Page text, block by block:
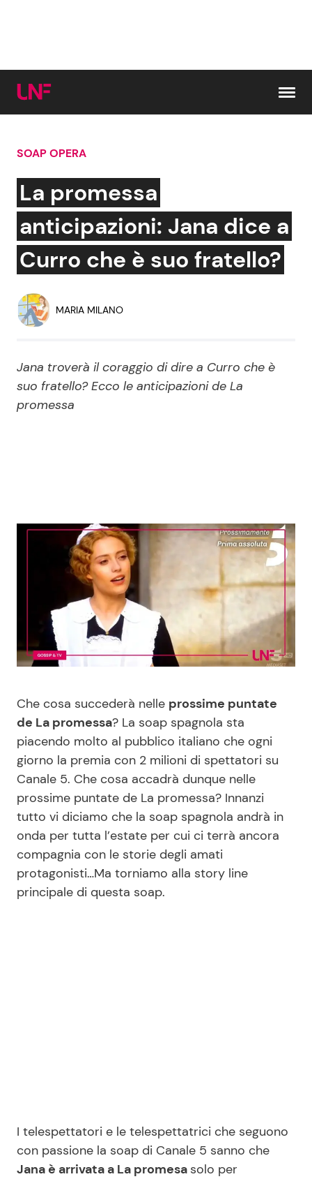
Cerca:
News e Cronaca
Attualità Italiana
Economia
Persone Scomparse
Politica
Gossip e TV
Bellezze VIP
Programmi TV
News Cinema
News Musica
News Spettacolo
News dal mondo
Benessere
Moda e Style
Mondo Mamma
News benessere
Salute
Viaggi e Turismo
Cucina e Ricette
Dolci
Le Ricette in TV
Primi Piatti
Ricette Facili e Veloci
Ricette Feste
Redazione
Contattaci
SOAP OPERA
La promessa
anticipazioni: Jana dice a
Curro che è suo fratello?
MARIA MILANO
Jana troverà il coraggio di dire a Curro che è
suo fratello? Ecco le anticipazioni de La
promessa
Che cosa succederà nelle prossime puntate
de La promessa? La soap spagnola sta
piacendo molto al pubblico italiano che ogni
giorno la premia con 2 milioni di spettatori su
Canale 5. Che cosa accadrà dunque nelle
prossime puntate de La promessa? Innanzi
tutto vi diciamo che la soap spagnola andrà in
onda per tutta l’estate per cui ci terrà ancora
compagnia con le storie degli amati
protagonisti…Ma torniamo alla story line
principale di questa soap.
I telespettatori e le telespettatrici che seguono
con passione la soap di Canale 5 sanno che
Jana è arrivata a La promesa solo per